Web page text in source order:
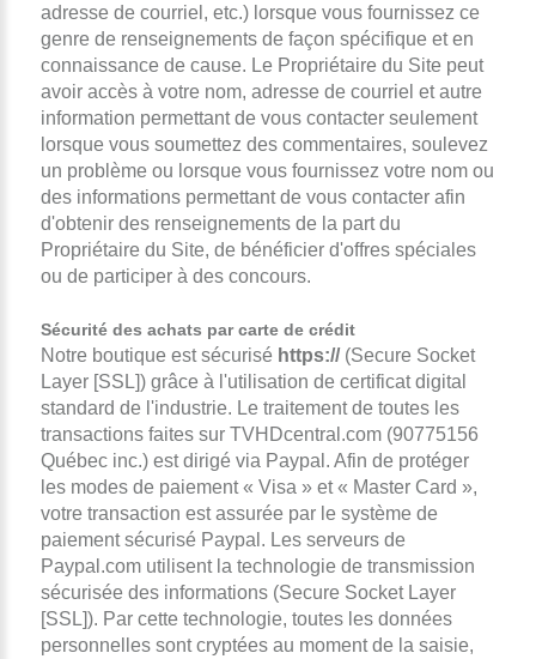
adresse de courriel, etc.) lorsque vous fournissez ce
genre de renseignements de façon spécifique et en
connaissance de cause. Le Propriétaire du Site peut
avoir accès à votre nom, adresse de courriel et autre
information permettant de vous contacter seulement
lorsque vous soumettez des commentaires, soulevez
un problème ou lorsque vous fournissez votre nom ou
des informations permettant de vous contacter afin
d'obtenir des renseignements de la part du
Propriétaire du Site, de bénéficier d'offres spéciales
ou de participer à des concours.
Sécurité des achats par carte de crédit
Notre boutique est sécurisé https://(Secure Socket
Layer [SSL]) grâce à l'utilisation de certificat digital
standard de l'industrie. Le traitement de toutes les
transactions faites sur TVHDcentral.com (90775156
Québec inc.) est dirigé via Paypal. Afin de protéger
les modes de paiement « Visa » et « Master Card »,
votre transaction est assurée par le système de
paiement sécurisé Paypal. Les serveurs de
Paypal.com utilisent la technologie de transmission
sécurisée des informations (Secure Socket Layer
[SSL]). Par cette technologie, toutes les données
personnelles sont cryptées au moment de la saisie,